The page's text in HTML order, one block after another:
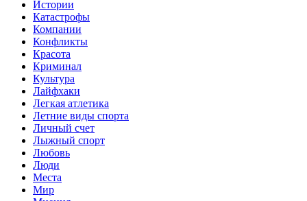
Истории
Катастрофы
Компании
Конфликты
Красота
Криминал
Культура
Лайфхаки
Легкая атлетика
Летние виды спорта
Личный счет
Лыжный спорт
Любовь
Люди
Места
Мир